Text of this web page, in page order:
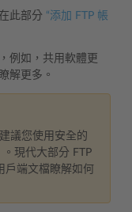
此部分 “添加 FTP 帳
例如，共用軟體更
解更多。
議您使用安全的
。現代大部分 FTP
戶端文檔瞭解如何